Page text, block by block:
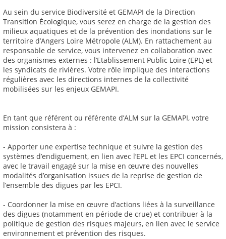
Au sein du service Biodiversité et GEMAPI de la Direction
Transition Écologique, vous serez en charge de la gestion des
milieux aquatiques et de la prévention des inondations sur le
territoire d’Angers Loire Métropole (ALM). En rattachement au
responsable de service, vous intervenez en collaboration avec
des organismes externes : l’Etablissement Public Loire (EPL) et
les syndicats de rivières. Votre rôle implique des interactions
régulières avec les directions internes de la collectivité
mobilisées sur les enjeux GEMAPI.
En tant que référent ou référente d’ALM sur la GEMAPI, votre
mission consistera à :
- Apporter une expertise technique et suivre la gestion des
systèmes d’endiguement, en lien avec l’EPL et les EPCI concernés,
avec le travail engagé sur la mise en œuvre des nouvelles
modalités d’organisation issues de la reprise de gestion de
l’ensemble des digues par les EPCI.
- Coordonner la mise en œuvre d’actions liées à la surveillance
des digues (notamment en période de crue) et contribuer à la
politique de gestion des risques majeurs, en lien avec le service
environnement et prévention des risques.